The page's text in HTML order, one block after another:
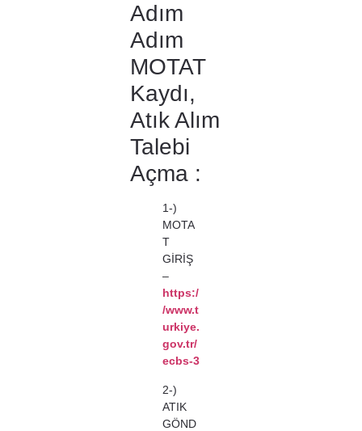
Adım
Adım
MOTAT
Kaydı,
Atık Alım
Talebi
Açma :
1-)
MOTA
T
GİRİŞ
–
https:/
/www.t
urkiye.
gov.tr/
ecbs-3
2-)
ATIK
GÖND